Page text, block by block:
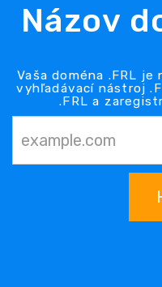
Názov
Vaša doména .FRL
vyhľadávací nástroj
.FRL a